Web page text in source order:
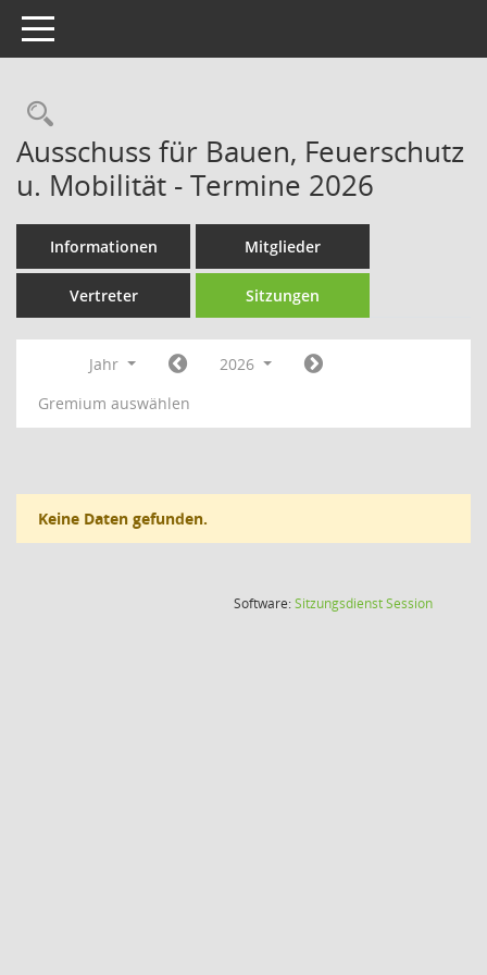
Toggle navigation
Rechercheauswahl
Ausschuss für Bauen, Feuerschutz
u. Mobilität - Termine 2026
Informationen Mitglieder
Vertreter Sitzungen
Jahr
2026
Gremium auswählen
Keine Daten gefunden.
Software:SitzungsdienstSession(Wird in